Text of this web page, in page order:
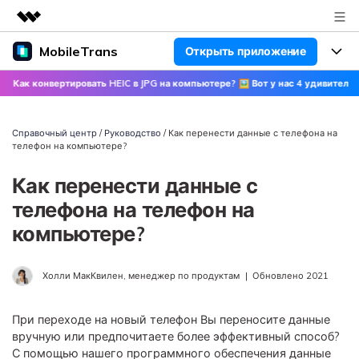
Рекомендуемые продукты
Цифровая креативность AIGC
Решения
О нас
Покупка
MobileTrans Открыть приложение
Продукты
ПК
Переносите данные WhatsApp со
смартфона на смартфон,
создавайте резервные копии
Перенос данных смартфона
Передавайте сообщения,
Цены
Цены для версий Mac
Скидки до 50%
Центр поддержки
Популярные темы
Конкурсы и мероприятияСкачать
конвертировать HEIC в JPG на компьютере? 🖼 Вот у нас 4
Справочный центр / Руководство / Как перенести данные с телефона на
телефон на компьютере?
Как перенести данные с
телефона на телефон на
компьютере?
Холли МакКвилен, менеджер по продуктам | Обновлено 2021
При переходе на новый телефон Вы переносите данные
вручную или предпочитаете более эффективный способ?
С помощью нашего программного обеспечения данные